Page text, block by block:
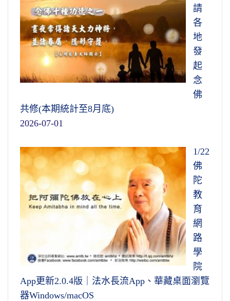
請
各
地
發
起
念
佛
共修(本期統計至8月底)
2026-07-01
1/22
佛
陀
教
育
網
路
學
院
App更新2.0.4版｜法水長流App、華藏桌面瀏覽
器Windows/macOS